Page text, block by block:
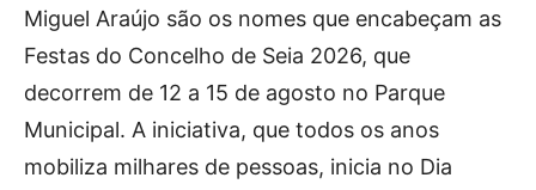
Voz da Solidariedade
»»» Fundação Aurora Borges
Miguel Araújo são os nomes que encabeçam as
Festas do Concelho de Seia 2026, que
decorrem de 12 a 15 de agosto no Parque
Municipal. A iniciativa, que todos os anos
mobiliza milhares de pessoas, inicia no Dia